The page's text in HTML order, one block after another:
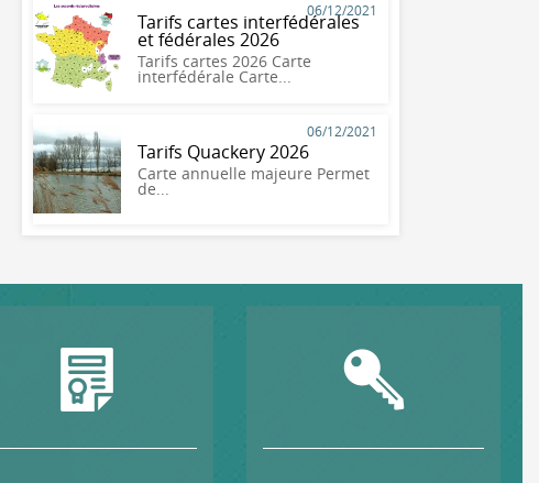
06/12/2021
Tarifs cartes interfédérales
et fédérales 2026
Tarifs cartes 2026 Carte
interfédérale Carte...
06/12/2021
Tarifs Quackery 2026
Carte annuelle majeure Permet
de...